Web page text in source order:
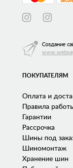
ПОКУПАТЕЛЯМ
Оплата и
Правила
Гарантии
Рассрочка
Шины под
Шиномонтаж
Хранение шин
Создание